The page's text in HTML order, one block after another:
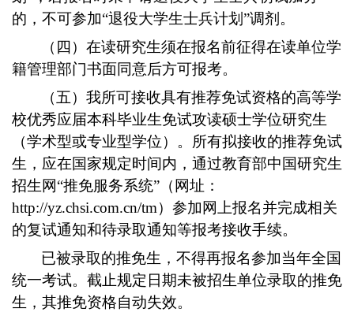
的，不可参加“退役大学生士兵计划”调剂。
（四）在读研究生须在报名前征得在读单位学
籍管理部门书面同意后方可报考。
（五）我所可接收具有推荐免试资格的高等学
校优秀应届本科毕业生免试攻读硕士学位研究生
（学术型或专业型学位）。所有拟接收的推荐免试
生，应在国家规定时间内，通过教育部中国研究生
招生网“推免服务系统”（网址：
http://yz.chsi.com.cn/tm）参加网上报名并完成相关
的复试通知和待录取通知等报考接收手续。
已被录取的推免生，不得再报名参加当年全国
统一考试。截止规定日期未被招生单位录取的推免
生，其推免资格自动失效。